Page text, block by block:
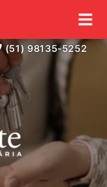
(51) 98135-5252